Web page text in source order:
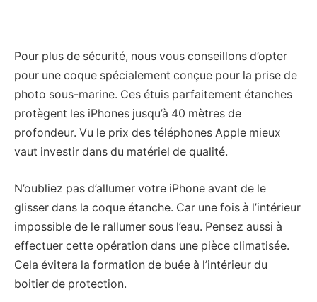
Pour plus de sécurité, nous vous conseillons d’opter
pour une coque spécialement conçue pour la prise de
photo sous-marine. Ces étuis parfaitement étanches
protègent les iPhones jusqu’à 40 mètres de
profondeur. Vu le prix des téléphones Apple mieux
vaut investir dans du matériel de qualité.
N’oubliez pas d’allumer votre iPhone avant de le
glisser dans la coque étanche. Car une fois à l’intérieur
impossible de le rallumer sous l’eau. Pensez aussi à
effectuer cette opération dans une pièce climatisée.
Cela évitera la formation de buée à l’intérieur du
boitier de protection.